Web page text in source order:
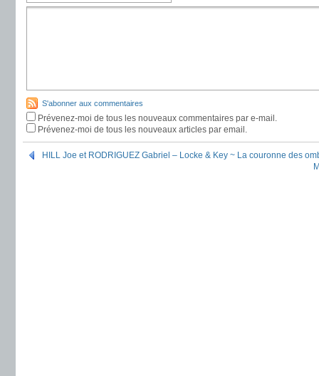
S'abonner aux commentaires
Prévenez-moi de tous les nouveaux commentaires par e-mail.
Prévenez-moi de tous les nouveaux articles par email.
HILL Joe et RODRIGUEZ Gabriel – Locke & Key ~ La couronne des